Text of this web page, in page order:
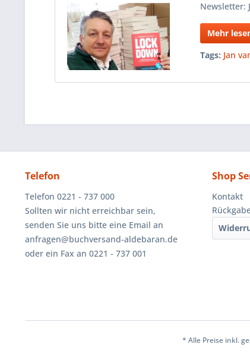
Newsletter:
Mehr
Tags: Jan
Telefon
Telefon 0221 - 737 000
Sollten wir nicht erreichbar sein,
senden Sie uns bitte eine Email an
anfragen@buchversand-aldebaran.de
oder ein Fax an 0221 - 737 001
Shop
Kontakt
* Alle Preise inkl.